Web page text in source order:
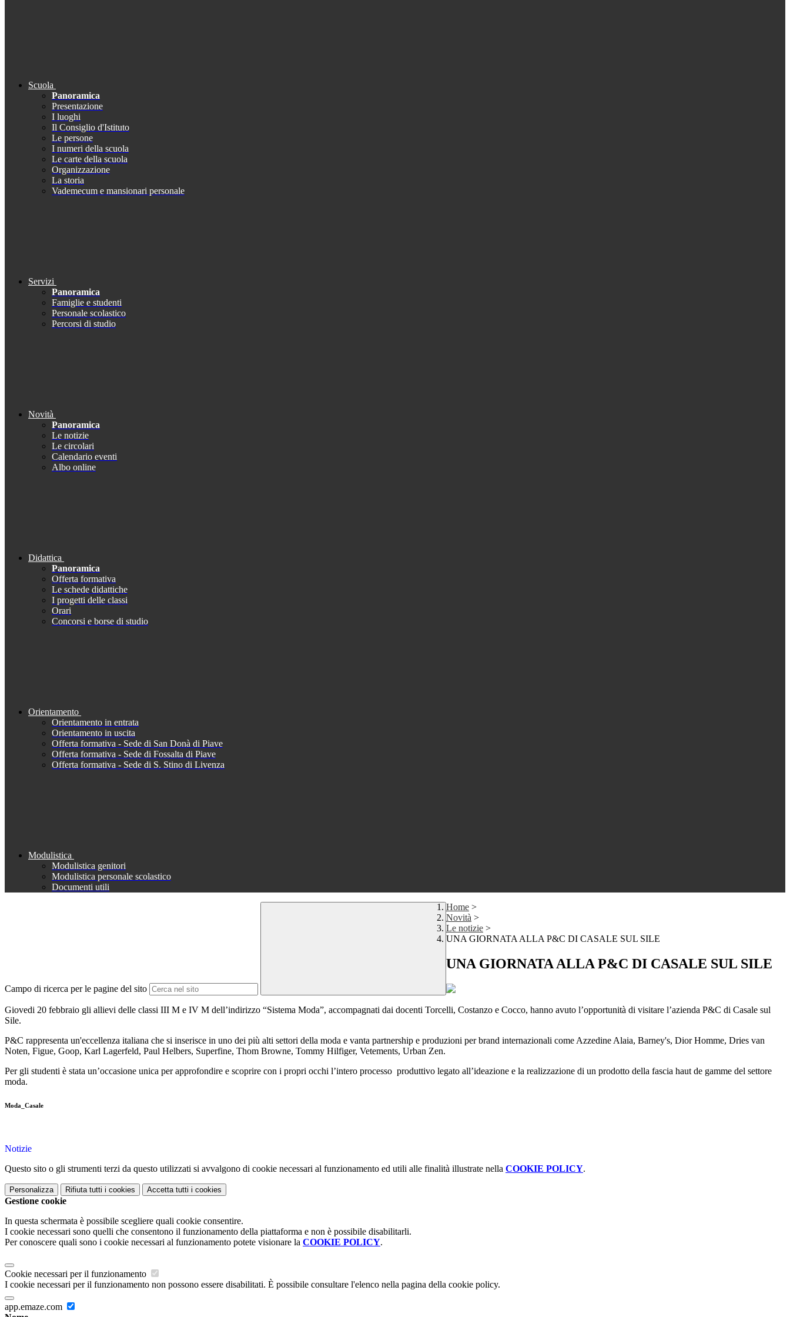
Scuola
Panoramica
Presentazione
I luoghi
Il Consiglio d'Istituto
Le persone
I numeri della scuola
Le carte della scuola
Organizzazione
La storia
Vademecum e mansionari personale
Servizi
Panoramica
Famiglie e studenti
Personale scolastico
Percorsi di studio
Novità
Panoramica
Le notizie
Le circolari
Calendario eventi
Albo online
Didattica
Panoramica
Offerta formativa
Le schede didattiche
I progetti delle classi
Orari
Concorsi e borse di studio
Orientamento
Orientamento in entrata
Orientamento in uscita
Offerta formativa - Sede di San Donà di Piave
Offerta formativa - Sede di Fossalta di Piave
Offerta formativa - Sede di S. Stino di Livenza
Modulistica
Modulistica genitori
Modulistica personale scolastico
Documenti utili
Campo di ricerca per le pagine del sito
Home >
Novità >
Le notizie >
UNA GIORNATA ALLA P&C DI CASALE SUL SILE
UNA GIORNATA ALLA P&C DI CASALE SUL SILE
Giovedi 20 febbraio gli allievi delle classi III M e IV M dell’indirizzo “Sistema Moda”, accompagnati dai docenti Torcelli, Costanzo e Cocco, hanno avuto l’opportunità di visitare l’azienda P&C di Casale sul
Sile.
P&C rappresenta un'eccellenza italiana che si inserisce in uno dei più alti settori della moda e vanta partnership e produzioni per brand internazionali come Azzedine Alaia, Barney's, Dior Homme, Dries van
Noten, Figue, Goop, Karl Lagerfeld, Paul Helbers, Superfine, Thom Browne, Tommy Hilfiger, Vetements, Urban Zen.
Per gli studenti è stata un’occasione unica per approfondire e scoprire con i propri occhi l’intero processo produttivo legato all’ideazione e la realizzazione di un prodotto della fascia haut de gamme del settore
moda.
Moda_Casale
Notizie
Questo sito o gli strumenti terzi da questo utilizzati si avvalgono di cookie necessari al funzionamento ed utili alle finalità illustrate nella COOKIE POLICY.
Personalizza Rifiuta tutti i cookies Accetta tutti i cookies
Gestione cookie
In questa schermata è possibile scegliere quali cookie consentire.
I cookie necessari sono quelli che consentono il funzionamento della piattaforma e non è possibile disabilitarli.
Per conoscere quali sono i cookie necessari al funzionamento potete visionare la COOKIE POLICY.
Cookie necessari per il funzionamento
I cookie necessari per il funzionamento non possono essere disabilitati. È possibile consultare l'elenco nella pagina della cookie policy.
app.emaze.com